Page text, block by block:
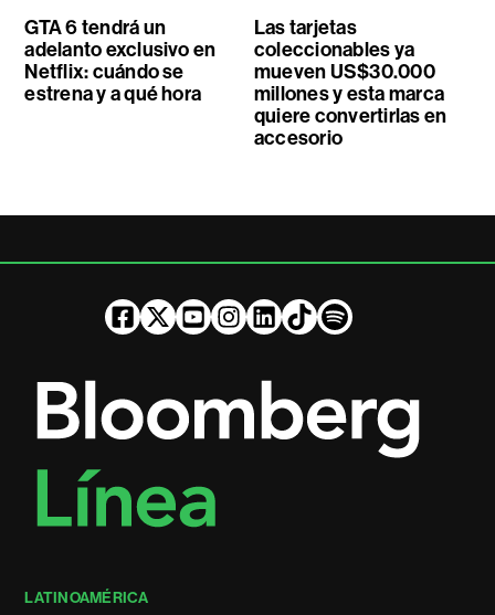
GTA 6 tendrá un
adelanto exclusivo en
Netflix: cuándo se
estrena y a qué hora
Las tarjetas
coleccionables ya
mueven US$30.000
millones y esta marca
quiere convertirlas en
accesorio
LATINOAMÉRICA